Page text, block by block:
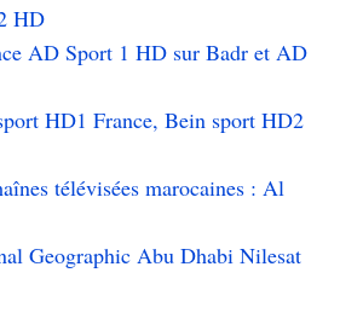
HD
AD Sport 1 HD sur Badr et AD
HD1 France, Bein sport HD2
télévisées marocaines : Al
Geographic Abu Dhabi Nilesat